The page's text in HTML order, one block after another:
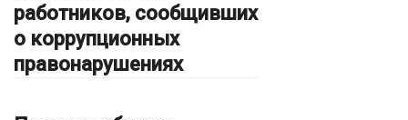
работников, сообщивших
о коррупционных
правонарушениях